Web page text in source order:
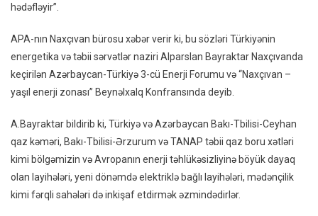
hədəfləyir”.
APA-nın Naxçıvan bürosu xəbər verir ki, bu sözləri Türkiyənin
energetika və təbii sərvətlər naziri Alparslan Bayraktar Naxçıvanda
keçirilən Azərbaycan-Türkiyə 3-cü Enerji Forumu və “Naxçıvan –
yaşıl enerji zonası” Beynəlxalq Konfransında deyib.
A.Bayraktar bildirib ki, Türkiyə və Azərbaycan Bakı-Tbilisi-Ceyhan
qaz kəməri, Bakı-Tbilisi-Ərzurum və TANAP təbii qaz boru xətləri
kimi bölgəmizin və Avropanın enerji təhlükəsizliyinə böyük dayaq
olan layihələri, yeni dönəmdə elektriklə bağlı layihələri, mədənçilik
kimi fərqli sahələri də inkişaf etdirmək əzmindədirlər.